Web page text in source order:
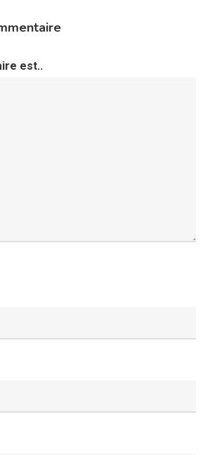
est..